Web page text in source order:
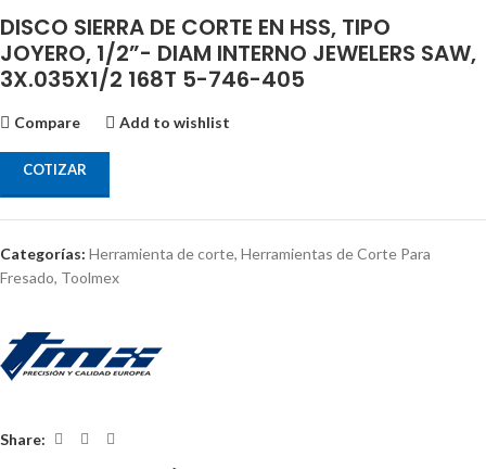
DISCO SIERRA DE CORTE EN HSS, TIPO
JOYERO, 1/2”- DIAM INTERNO JEWELERS SAW,
3X.035X1/2 168T 5-746-405
Compare Add to wishlist
COTIZAR
Categorías: Herramienta de corte, Herramientas de Corte Para
Fresado, Toolmex
Share: